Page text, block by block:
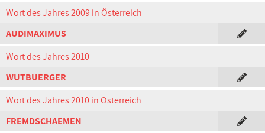
Wort des Jahres 2009 in Österreich
AUDIMAXIMUS
Wort des Jahres 2010
WUTBUERGER
Wort des Jahres 2010 in Österreich
FREMDSCHAEMEN